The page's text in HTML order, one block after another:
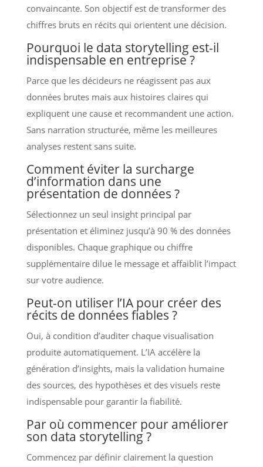
convaincante. Son objectif est de transformer des
chiffres bruts en récits qui orientent une décision.
Pourquoi le data storytelling est-il
indispensable en entreprise ?
Parce que les décideurs ne réagissent pas aux
données brutes mais aux histoires claires qui
expliquent une cause et recommandent une action.
Sans narration structurée, même les meilleures
analyses restent sans suite.
Comment éviter la surcharge
d’information dans une
présentation de données ?
Sélectionnez un seul insight principal par
présentation et éliminez jusqu’à 90 % des données
disponibles. Chaque graphique ou chiffre
supplémentaire dilue le message et affaiblit l’impact
sur votre audience.
Peut-on utiliser l’IA pour créer des
récits de données fiables ?
Oui, à condition d’auditer chaque visualisation
produite automatiquement. L’IA accélère la
génération d’insights, mais la validation humaine
des sources, des hypothèses et des visuels reste
indispensable pour garantir la fiabilité.
Par où commencer pour améliorer
son data storytelling ?
Commencez par définir clairement la question